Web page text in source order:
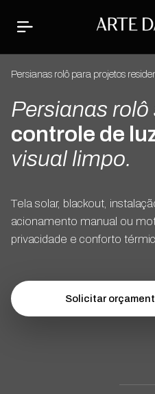
Persianas rolô para projetos
Persianas
controle de
visual limpo.
Tela solar, blackout,
acionamento manual ou
privacidade e conforto
Solicitar